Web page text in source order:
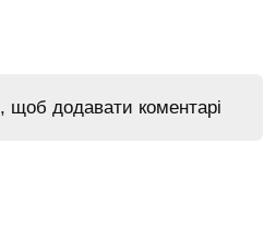
, щоб додавати коментарі